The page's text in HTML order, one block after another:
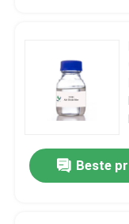
Beste